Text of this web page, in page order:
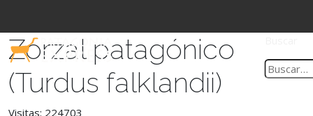
Zorzal patagónico
(Turdus falklandii)
Visitas: 224703